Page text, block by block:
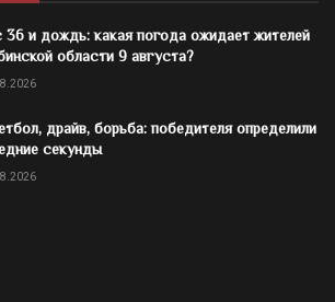
и дождь: какая погода ожидает жителей
области 9 августа?
драйв, борьба: победителя определили
секунды